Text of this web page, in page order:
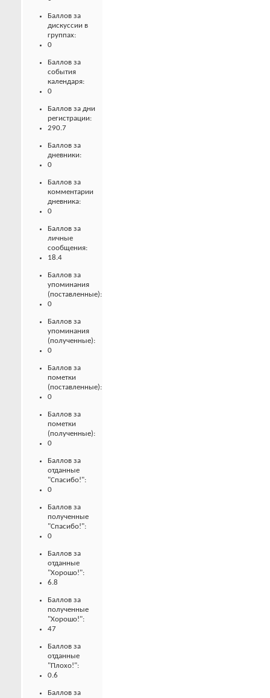
Баллов за
дискуссии в
группах:
0
Баллов за
события
календаря:
0
Баллов за дни
регистрации:
290.7
Баллов за
дневники:
0
Баллов за
комментарии
дневника:
0
Баллов за
личные
сообщения:
18.4
Баллов за
упоминания
(поставленные):
0
Баллов за
упоминания
(полученные):
0
Баллов за
пометки
(поставленные):
0
Баллов за
пометки
(полученные):
0
Баллов за
отданные
"Спасибо!":
0
Баллов за
полученные
"Спасибо!":
0
Баллов за
отданные
"Хорошо!":
6.8
Баллов за
полученные
"Хорошо!":
47
Баллов за
отданные
"Плохо!":
0.6
Баллов за